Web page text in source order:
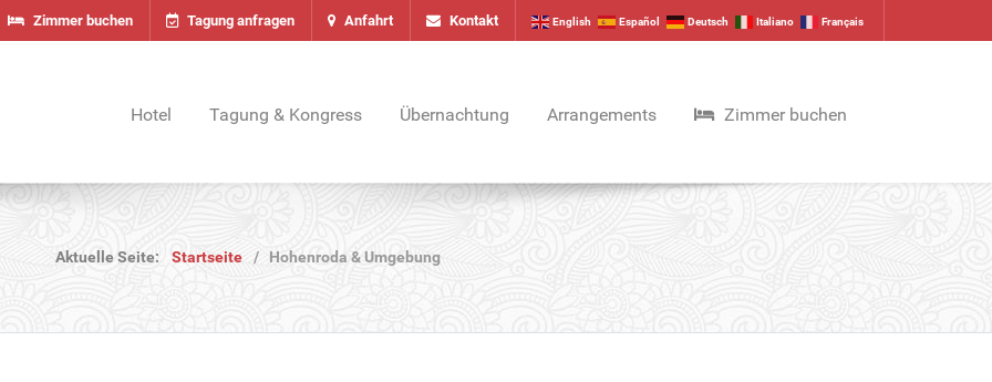
Zimmer buchen Tagung anfragen Anfahrt Kontakt English Español Deutsch Italiano Français
Hotel Tagung & Kongress Übernachtung Arrangements Zimmer buchen
Aktuelle Seite: Startseite Hohenroda & Umgebung